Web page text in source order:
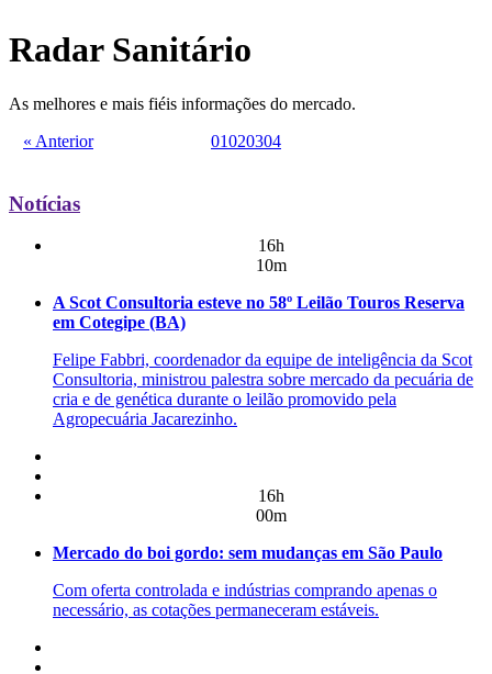
Radar Sanitário
As melhores e mais fiéis informações do mercado.
« Anterior
01020304
Notícias
16h
10m
A Scot Consultoria esteve no 58º Leilão Touros Reserva
em Cotegipe (BA)
Felipe Fabbri, coordenador da equipe de inteligência da Scot
Consultoria, ministrou palestra sobre mercado da pecuária de
cria e de genética durante o leilão promovido pela
Agropecuária Jacarezinho.
16h
00m
Mercado do boi gordo: sem mudanças em São Paulo
Com oferta controlada e indústrias comprando apenas o
necessário, as cotações permaneceram estáveis.